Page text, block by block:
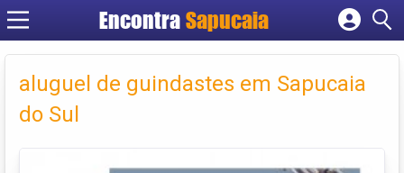
Encontra
Cadastrar empresa
Criar conta
aluguel de guindastes em Sapucaia
do Sul